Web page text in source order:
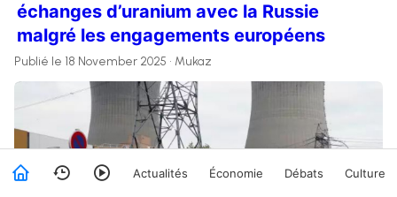
Actualités Économie Débats Culture
échanges d’uranium avec la Russie
malgré les engagements européens
Publié le 18 November 2025 • Mukaz